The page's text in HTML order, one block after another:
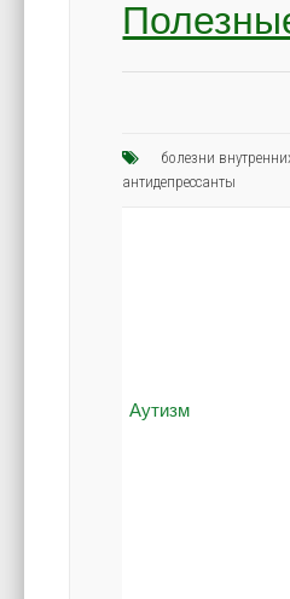
болезни
антидепрессанты
Аутизм